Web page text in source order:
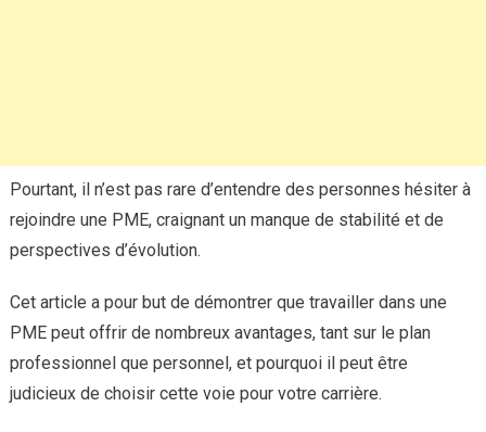
Pourtant, il n’est pas rare d’entendre des personnes hésiter à
rejoindre une PME, craignant un manque de stabilité et de
perspectives d’évolution.
Cet article a pour but de démontrer que travailler dans une
PME peut offrir de nombreux avantages, tant sur le plan
professionnel que personnel, et pourquoi il peut être
judicieux de choisir cette voie pour votre carrière.